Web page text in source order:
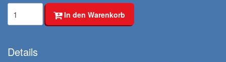
In den Warenkorb
Details